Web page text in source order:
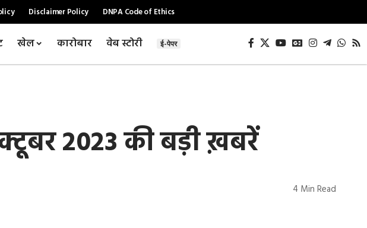
Disclaimer Policy DNPA Code of Ethics
खेल कारोबार वेब स्टोरी ई-पेपर
2023 की बड़ी ख़बरें
4 Min Read